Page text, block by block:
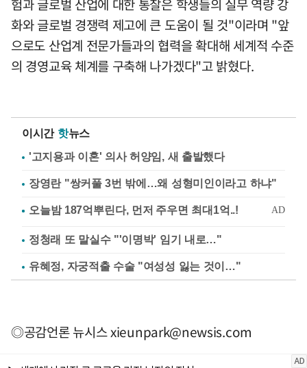
험과 글로벌 산업에 대한 통찰은 학생들의 실무 역량 강
화와 글로벌 경쟁력 제고에 큰 도움이 될 것"이라며 "앞
으로도 산업계 전문가들과의 협력을 확대해 세계적 수준
의 경영교육 체계를 구축해 나가겠다"고 밝혔다.
이시간 핫뉴스
'고지용과 이혼' 의사 허양임, 새 출발했다
장영란 "쌍커풀 3번 밖에…왜 성형미인이라고 하냐"
정청래 또 말실수 "'이명박' 임기 내로…"
유혜정, 자궁적출 수술 "여성성 잃는 것이…"
◎공감언론 뉴시스xieunpark@newsis.com